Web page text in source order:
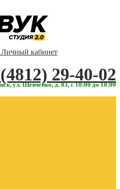
Личный кабинет
29-40-02
ул. Шевченко, д. 83, с 10:00 до 18:00